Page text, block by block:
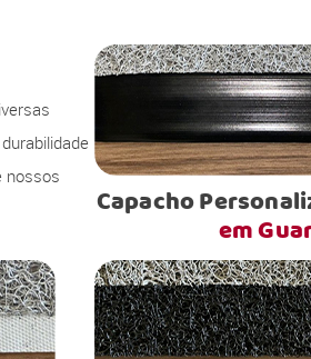
nossos
Capacho
em